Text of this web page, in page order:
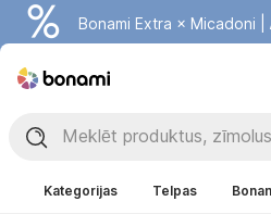
Bonami Extra × Micadoni |
Kategorijas Telpas